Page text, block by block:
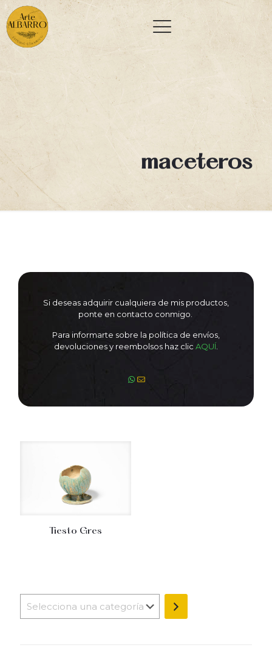
maceteros
Si deseas adquirir cualquiera de mis productos,
ponte en contacto conmigo.
Para informarte sobre la política de envíos,
devoluciones y reembolsos haz clic AQUÍ
Tiesto Gres
Selecciona
una